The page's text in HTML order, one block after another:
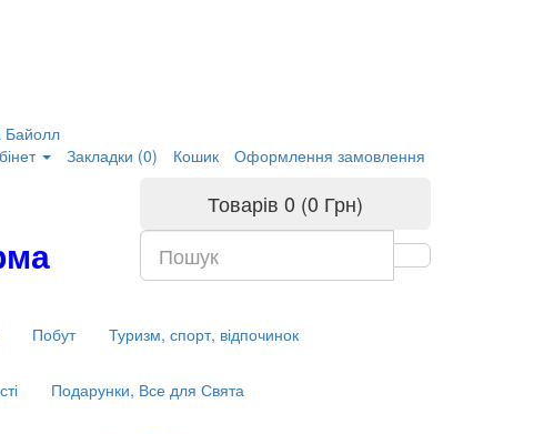
Байолл
Закладки (0) Кошик Оформлення замовлення
Товарів 0 (0 Грн)
Побут Туризм, спорт, відпочинок
Подарунки, Все для Свята